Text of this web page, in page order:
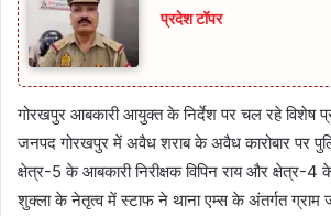
प्रदेश टॉपर
गोरखपुर आबकारी आयुक्त के निर्देश पर चल रहे विशेष
जनपद गोरखपुर में अवैध शराब के अवैध कारोबार पर
क्षेत्र-5 के आबकारी निरीक्षक विपिन राय और क्षेत्र-4
शुक्ला के नेतृत्व में स्टाफ ने थाना एम्स के अंतर्गत ग्राम